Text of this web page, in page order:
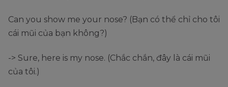
Can you show me your nose? (Bạn có thể chỉ cho tôi
cái mũi của bạn không?)
-> Sure, here is my nose. (Chắc chắn, đây là cái mũi
của tôi.)